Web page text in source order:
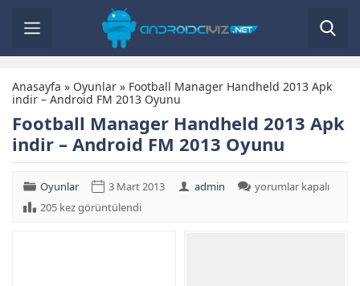
Anasayfa » Oyunlar » Football Manager Handheld 2013 Apk
indir – Android FM 2013 Oyunu
Football Manager Handheld 2013 Apk
indir – Android FM 2013 Oyunu
Oyunlar 3 Mart 2013 admin
Football
yorumlar kapalı
205 kez görüntülendi